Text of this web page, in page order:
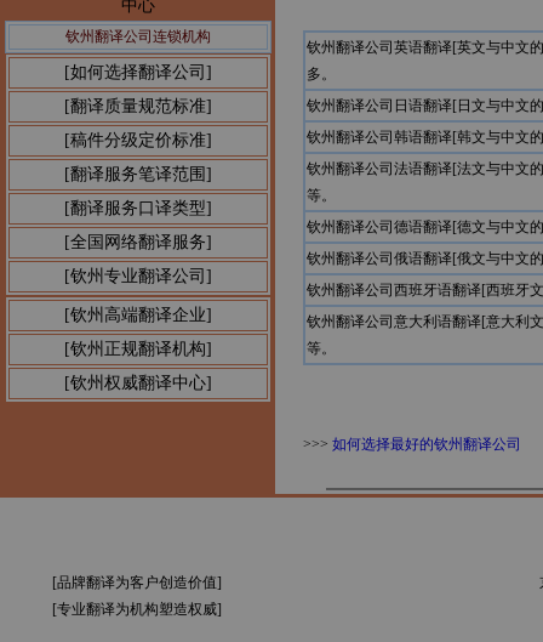
钦州翻译公司连锁机构
[如何选择翻译公司]
[翻译质量规范标准]
[稿件分级定价标准]
[翻译服务笔译范围]
[翻译服务口译类型]
[全国网络翻译服务]
[钦州专业翻译公司]
[钦州高端翻译企业]
[钦州正规翻译机构]
[钦州权威翻译中心]
钦州翻译公司英语翻译[英文与中文
多。
钦州翻译公司日语翻译[日文与中文
钦州翻译公司韩语翻译[韩文与中文
钦州翻译公司法语翻译[法文与中文
等。
钦州翻译公司德语翻译[德文与中文
钦州翻译公司俄语翻译[俄文与中文
钦州翻译公司西班牙语翻译[西班牙
钦州翻译公司意大利语翻译[意大利
等。
>>> 如何选择最好的钦州翻译公司
[品牌翻译为客户创造价值]
[专业翻译为机构塑造权威]